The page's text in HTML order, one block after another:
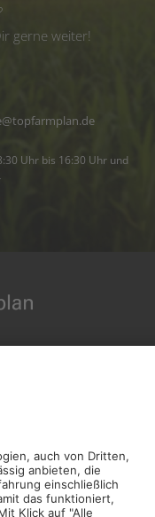
gerne weiter!
Uhr bis 16:30 Uhr und
Anleitungen!